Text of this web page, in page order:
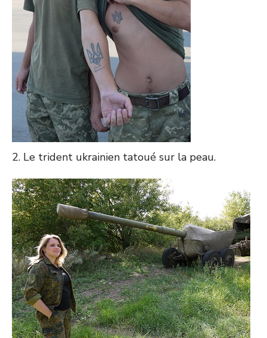
2. Le trident ukrainien tatoué sur la peau.